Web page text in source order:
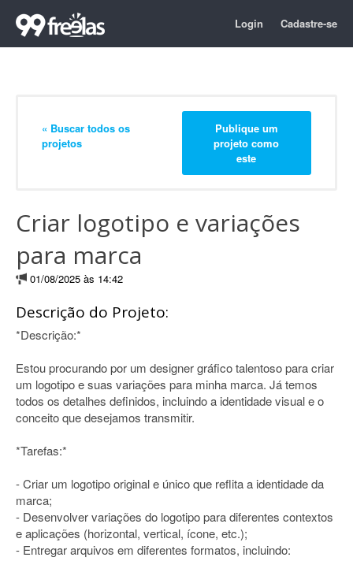
Login Cadastre-se
« Buscar todos os
projetos
Publique um
projeto como
este
Criar logotipo e variações
para marca
01/08/2025 às 14:42
Descrição do Projeto:
*Descrição:*
Estou procurando por um designer gráfico talentoso para criar
um logotipo e suas variações para minha marca. Já temos
todos os detalhes definidos, incluindo a identidade visual e o
conceito que desejamos transmitir.
*Tarefas:*
- Criar um logotipo original e único que reflita a identidade da
marca;
- Desenvolver variações do logotipo para diferentes contextos
e aplicações (horizontal, vertical, ícone, etc.);
- Entregar arquivos em diferentes formatos, incluindo: